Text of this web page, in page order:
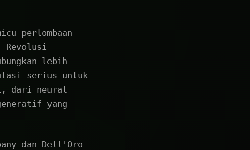
perlombaan
Revolusi
lebih
serius untuk
dari neural
yang
dan Dell'Oro